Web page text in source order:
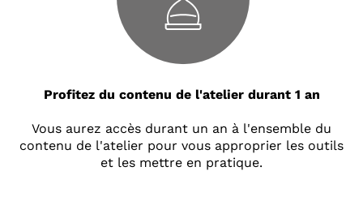
Profitez du contenu de l'atelier durant 1 an
Vous aurez accès durant un an à l'ensemble du
contenu de l'atelier pour vous approprier les outils
et les mettre en pratique.